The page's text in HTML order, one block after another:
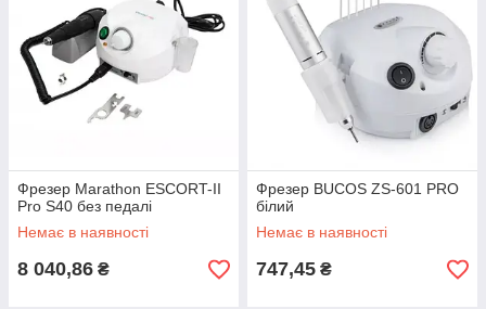
Фрезер Marathon ESCORT-II
Pro S40 без педалі
Немає в наявності
8 040,86 ₴
Фрезер BUCOS ZS-601 PRO
білий
Немає в наявності
747,45 ₴